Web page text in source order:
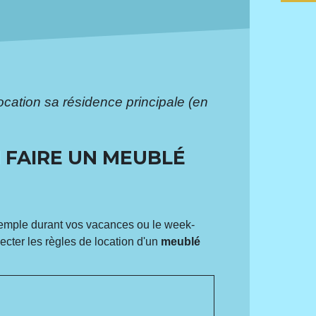
sa résidence principale (en
UN MEUBLÉ
durant vos vacances ou le week-
les règles de location d'un meublé